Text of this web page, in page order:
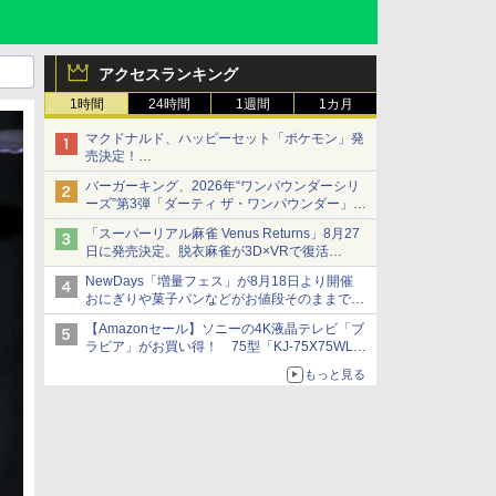
アクセスランキング
1時間 24時間 1週間 1カ月
マクドナルド、ハッピーセット「ポケモン」発
売決定！
ポケモン30周年記念で30匹が大集合
バーガーキング、2026年“ワンパウンダーシリ
ーズ”第3弾「ダーティ ザ・ワンパウンダー」を
8月7日発売
「特製ガーリックマヨソース」を使用した超大
型チーズバーガー
「スーパーリアル麻雀 Venus Returns」8月27
日に発売決定。脱衣麻雀が3D×VRで復活
発売から2週間は20%オフになるセールが実施
NewDays「増量フェス」が8月18日より開催
おにぎりや菓子パンなどがお値段そのままで最
大50%増量！
【Amazonセール】ソニーの4K液晶テレビ「ブ
ラビア」がお買い得！ 75型「KJ-75X75WL」
もっと見る